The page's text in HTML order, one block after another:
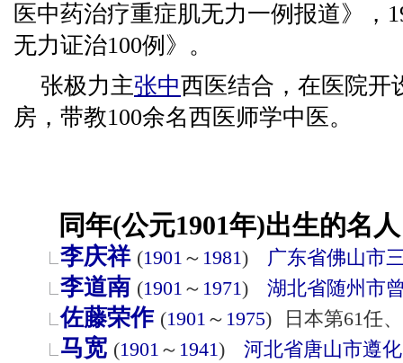
医中药治疗重症肌无力一例报道》，
无力证治100例》。
张极力主张中西医结合，在医院开
房，带教100余名西医师学中医。
同年(公元1901年)出生的名
李庆祥 (1901 ～ 1981) 广东省佛山市
李道南 (1901 ～ 1971) 湖北省随州市
佐藤荣作 (1901 ～ 1975) 日本第61任
马宽 (1901 ～ 1941) 河北省唐山市遵化